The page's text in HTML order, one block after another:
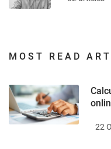
MOST READ
22